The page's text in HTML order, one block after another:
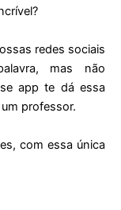
redes sociais
mas não
app te dá essa
professor.
com essa única